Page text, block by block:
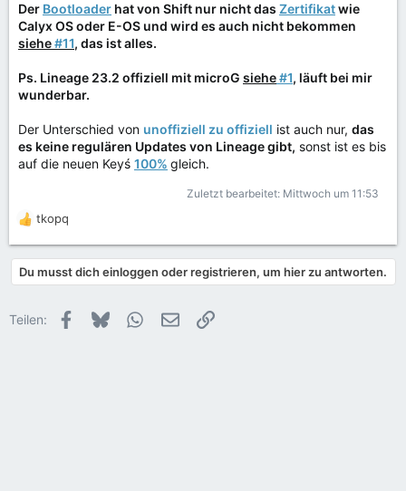
Der Bootloader hat von Shift nur nicht das Zertifikatwie
Calyx OS oder E-OS und wird es auch nicht bekommen
siehe#11, das ist alles.
Ps. Lineage 23.2 offiziell mit microG siehe#1, läuft bei mir
wunderbar.
Der Unterschied von unoffiziell zu offiziell ist auch nur, das
es keine regulären Updates von Lineage gibt, sonst ist es bis
auf die neuen Keyś 100% gleich.
Zuletzt bearbeitet: Mittwoch um 11:53
R
e
a
k
o
tkopq
Du musst dich einloggen oder registrieren, um hier zu antworten.
Teilen: Facebook
Bluesky WhatsApp
E-MailLink